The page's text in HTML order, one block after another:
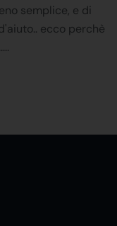
semplice, e di
ecco perchè